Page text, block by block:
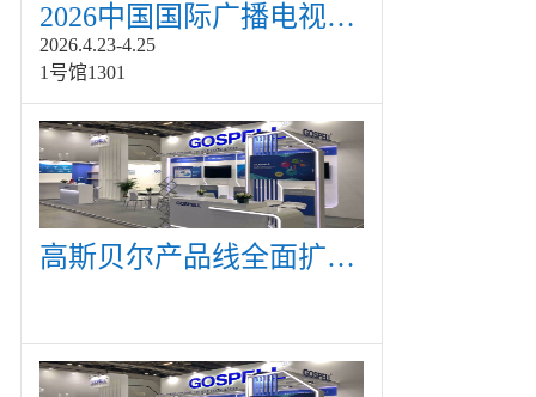
2026中国国际广播电视信息网络展览会展
2026.4.23-4.25
1号馆1301
高斯贝尔产品线全面扩展，众多新产品亮相CommunicAsia 2019